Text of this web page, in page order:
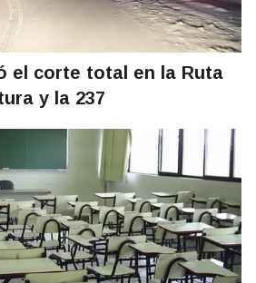
el corte total en la Ruta
y la 237